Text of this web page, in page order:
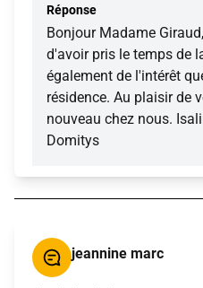
Réponse
Bonjour Madame
d'avoir pris le temps de
également de l'intérêt
résidence. Au plaisir de
nouveau chez nous.
Domitys
jeannine marc